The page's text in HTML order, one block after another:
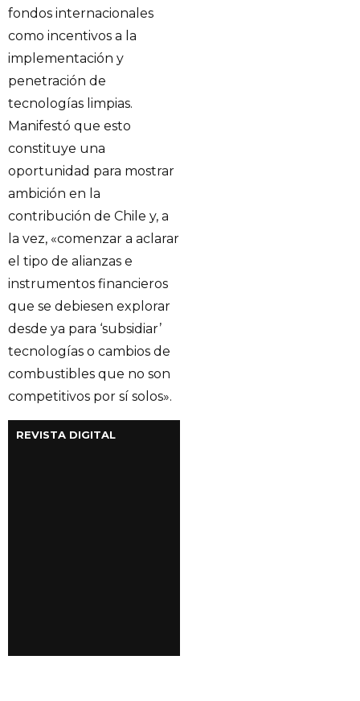
fondos internacionales
como incentivos a la
implementación y
penetración de
tecnologías limpias.
Manifestó que esto
constituye una
oportunidad para mostrar
ambición en la
contribución de Chile y, a
la vez, «comenzar a aclarar
el tipo de alianzas e
instrumentos financieros
que se debiesen explorar
desde ya para ‘subsidiar’
tecnologías o cambios de
combustibles que no son
competitivos por sí solos».
REVISTA DIGITAL